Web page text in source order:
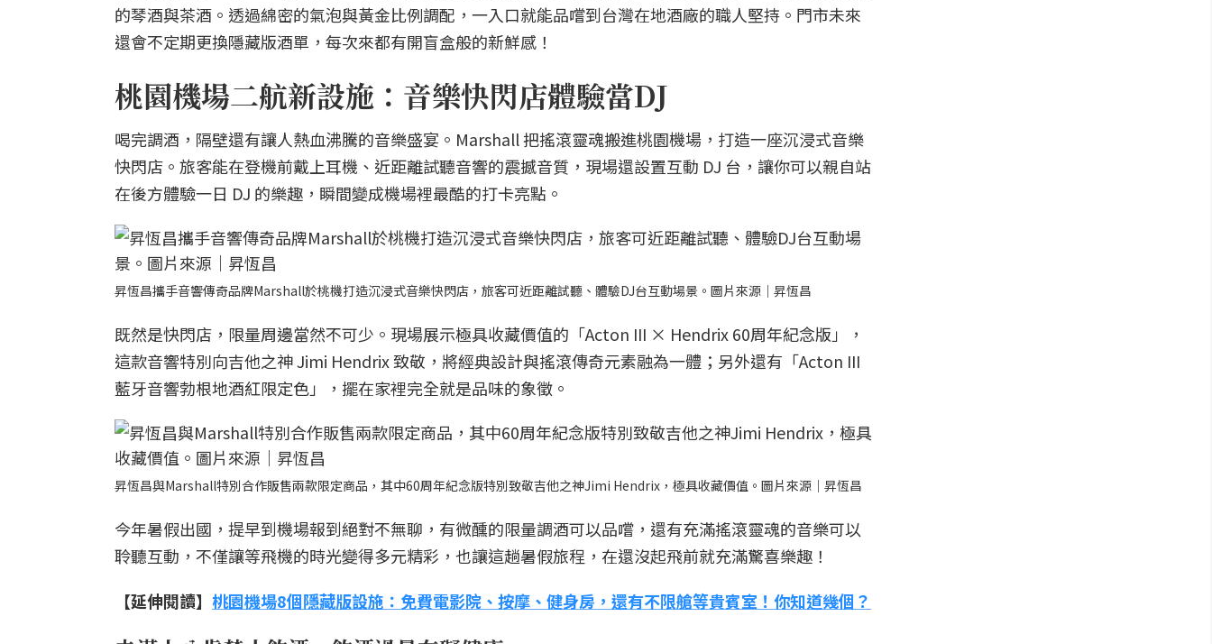
的琴酒與茶酒。透過綿密的氣泡與黃金比例調配，一入口就能品嚐到台灣在地酒廠的職人堅持。門市未來
還會不定期更換隱藏版酒單，每次來都有開盲盒般的新鮮感！
桃園機場二航新設施：音樂快閃店體驗當DJ
喝完調酒，隔壁還有讓人熱血沸騰的音樂盛宴。Marshall 把搖滾靈魂搬進桃園機場，打造一座沉浸式音樂
快閃店。旅客能在登機前戴上耳機、近距離試聽音響的震撼音質，現場還設置互動 DJ 台，讓你可以親自站
在後方體驗一日 DJ 的樂趣，瞬間變成機場裡最酷的打卡亮點。
昇恆昌攜手音響傳奇品牌Marshall於桃機打造沉浸式音樂快閃店，旅客可近距離試聽、體驗DJ台互動場景。圖片來源｜昇恆昌
既然是快閃店，限量周邊當然不可少。現場展示極具收藏價值的「Acton III × Hendrix 60周年紀念版」，
這款音響特別向吉他之神 Jimi Hendrix 致敬，將經典設計與搖滾傳奇元素融為一體；另外還有「Acton III
藍牙音響勃根地酒紅限定色」，擺在家裡完全就是品味的象徵。
昇恆昌與Marshall特別合作販售兩款限定商品，其中60周年紀念版特別致敬吉他之神Jimi Hendrix，極具收藏價值。圖片來源｜昇恆昌
今年暑假出國，提早到機場報到絕對不無聊，有微醺的限量調酒可以品嚐，還有充滿搖滾靈魂的音樂可以
聆聽互動，不僅讓等飛機的時光變得多元精彩，也讓這趟暑假旅程，在還沒起飛前就充滿驚喜樂趣！
【延伸閱讀】 桃園機場8個隱藏版設施：免費電影院、按摩、健身房，還有不限艙等貴賓室！你知道幾個？